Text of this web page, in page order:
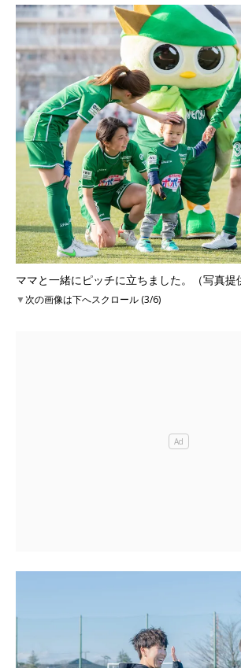
ママと一緒にピッチに立ちました。（写真提
▼次の画像は下へスクロール (3/6)